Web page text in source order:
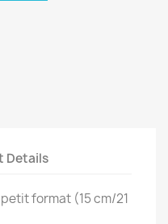
Details
format (15 cm/21